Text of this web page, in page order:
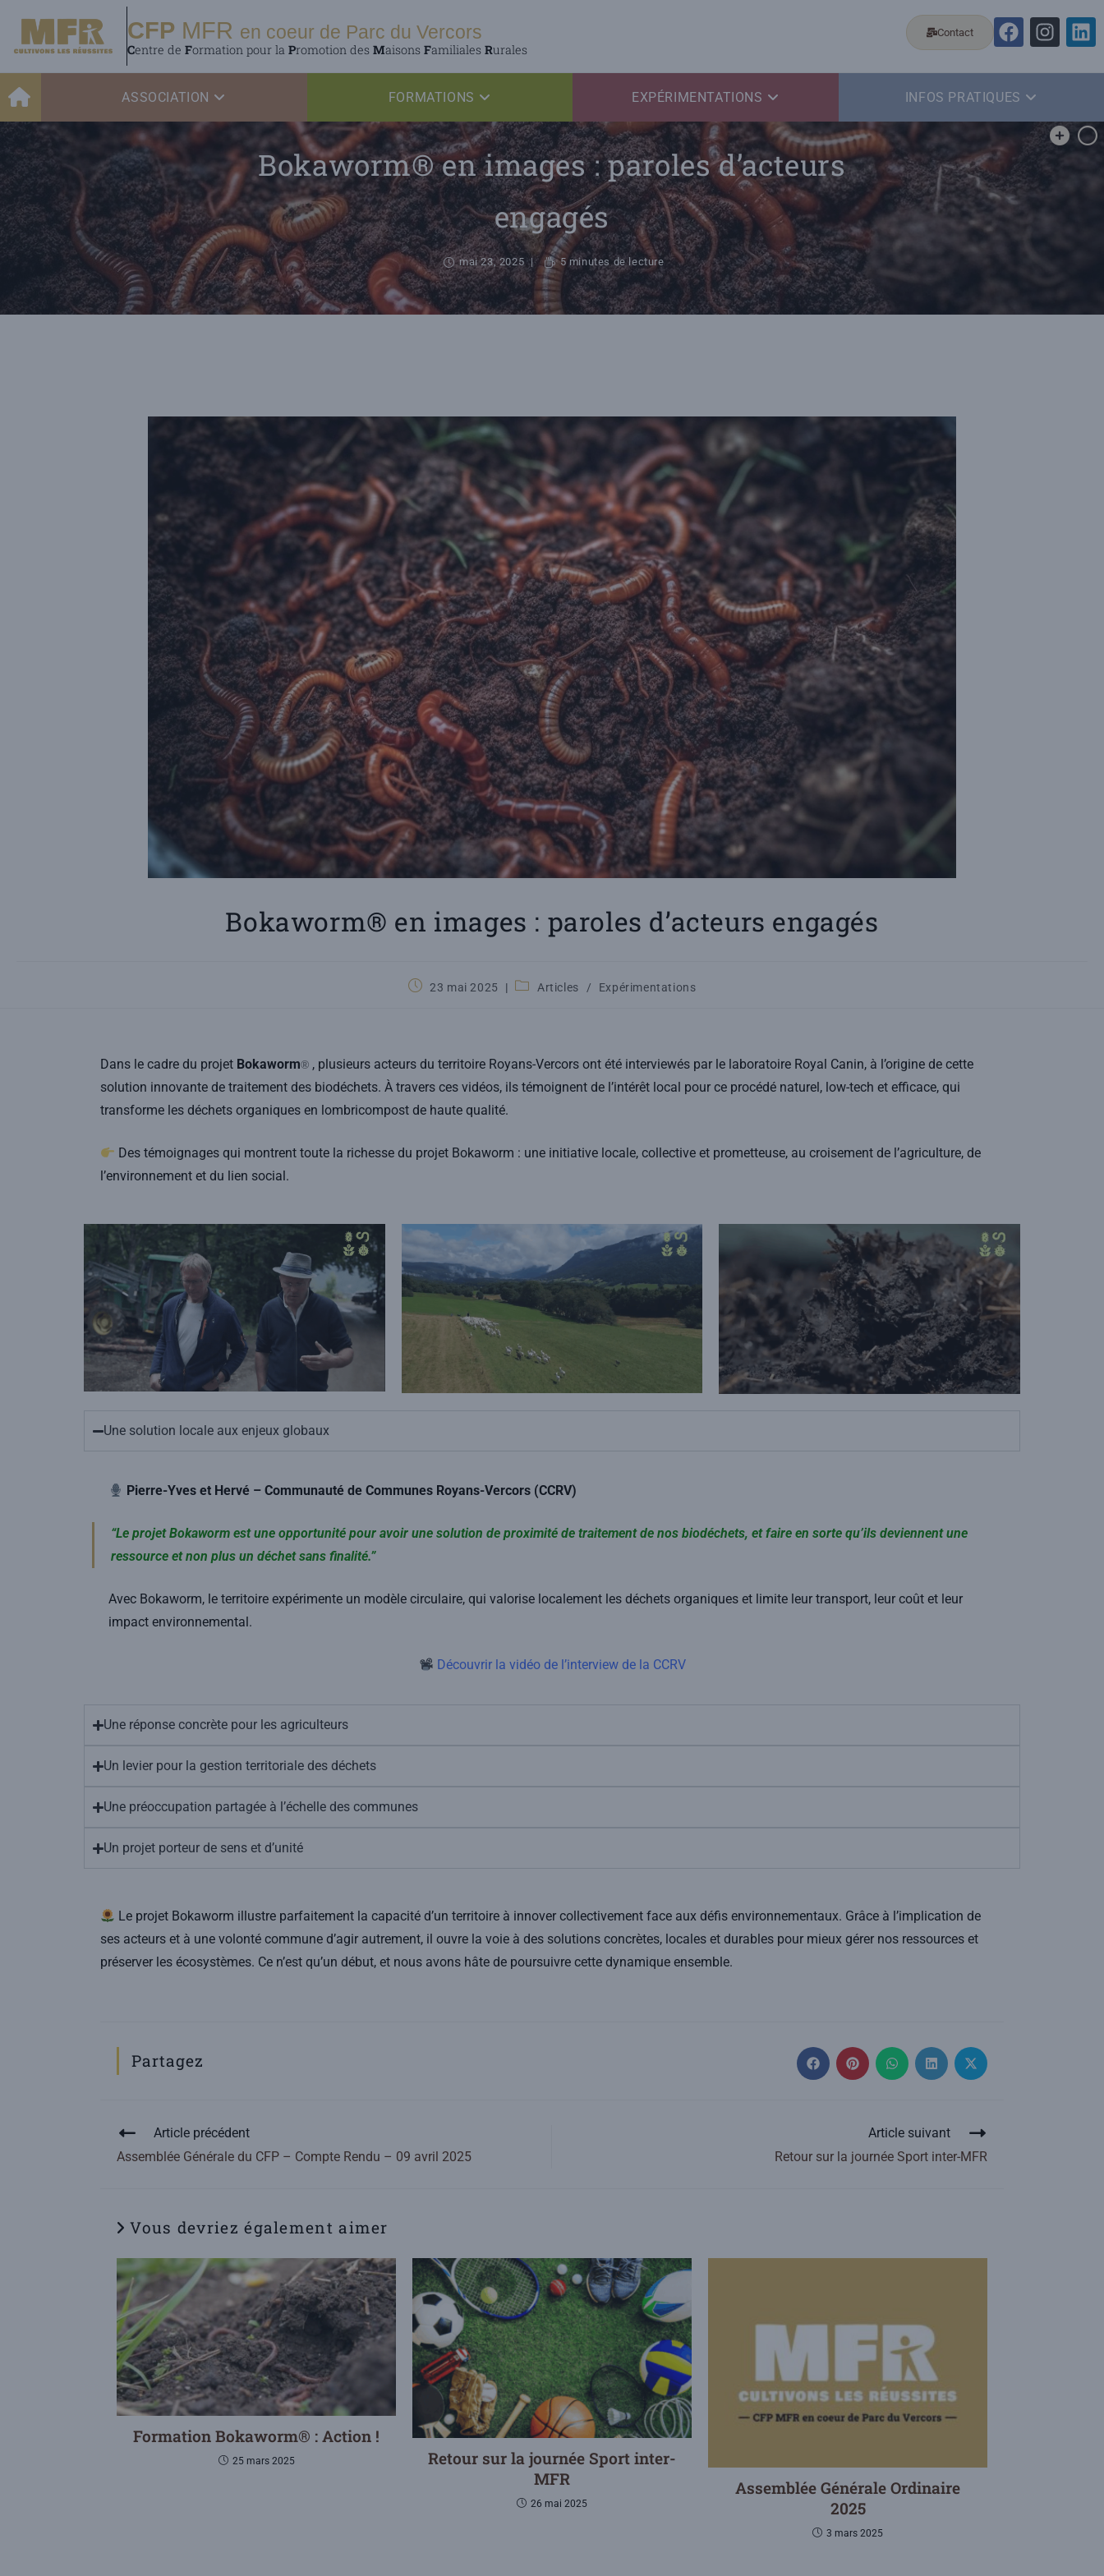
CFPMFR en coeur de Parc du Vercors
Centre de Formation pour la Promotion des Maisons Familiales Rurales
Contact
ASSOCIATION FORMATIONS EXPÉRIMENTATIONS INFOS PRATIQUES
Bokaworm® en images : paroles d’acteurs
engagés
mai 23, 2025 5 minutes de lecture
Bokaworm® en images : paroles d’acteurs engagés
23 mai 2025 Articles / Expérimentations
Dans le cadre du projet Bokaworm® , plusieurs acteurs du territoire Royans-Vercors ont été interviewés par le laboratoire Royal Canin, à l’origine de cette
solution innovante de traitement des biodéchets. À travers ces vidéos, ils témoignent de l’intérêt local pour ce procédé naturel, low-tech et efficace, qui
transforme les déchets organiques en lombricompost de haute qualité.
Des témoignages qui montrent toute la richesse du projet Bokaworm : une initiative locale, collective et prometteuse, au croisement de l’agriculture, de
l’environnement et du lien social.
Une solution locale aux enjeux globaux
Pierre-Yves et Hervé – Communauté de Communes Royans-Vercors (CCRV)
“Le projet Bokaworm est une opportunité pour avoir une solution de proximité de traitement de nos biodéchets, et faire en sorte qu’ils deviennent une
ressource et non plus un déchet sans finalité.”
Avec Bokaworm, le territoire expérimente un modèle circulaire, qui valorise localement les déchets organiques et limite leur transport, leur coût et leur
impact environnemental.
Découvrir la vidéo de l’interview de la CCRV
Une réponse concrète pour les agriculteurs
Un levier pour la gestion territoriale des déchets
Une préoccupation partagée à l’échelle des communes
Un projet porteur de sens et d’unité
Le projet Bokaworm illustre parfaitement la capacité d’un territoire à innover collectivement face aux défis environnementaux. Grâce à l’implication de
ses acteurs et à une volonté commune d’agir autrement, il ouvre la voie à des solutions concrètes, locales et durables pour mieux gérer nos ressources et
préserver les écosystèmes. Ce n’est qu’un début, et nous avons hâte de poursuivre cette dynamique ensemble.
Partagez
Article précédent
Assemblée Générale du CFP – Compte Rendu – 09 avril 2025
Article suivant
Retour sur la journée Sport inter-MFR
Vous devriez également aimer
Formation Bokaworm® : Action !
25 mars 2025
Retour sur la journée Sport inter-
MFR
26 mai 2025
Assemblée Générale Ordinaire
2025
3 mars 2025